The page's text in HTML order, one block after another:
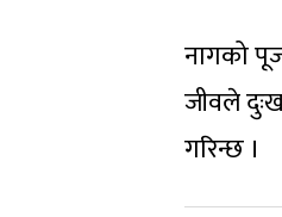
नागको
जीवले
गरिन्छ ।